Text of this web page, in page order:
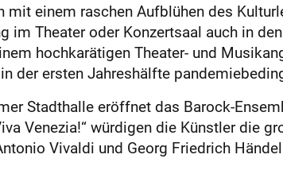
einem raschen Aufblühen des
im Theater oder Konzertsaal auch in
hochkarätigen Theater- und
der ersten Jahreshälfte
Stadthalle eröffnet das Barock-
Venezia!“ würdigen die Künstler die
Vivaldi und Georg Friedrich